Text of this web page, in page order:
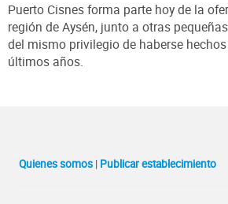
Puerto Cisnes forma parte hoy de la
región de Aysén, junto a otras
del mismo privilegio de haberse
últimos años.
Quienes somos | Publicar establecimiento